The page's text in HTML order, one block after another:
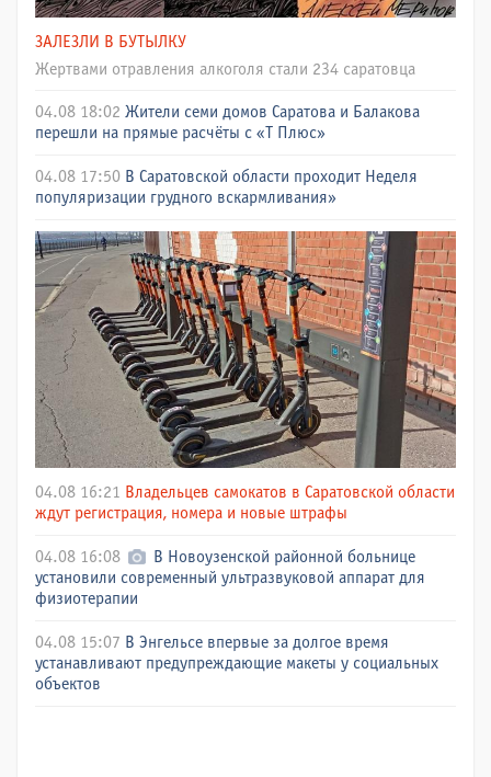
ЗАЛЕЗЛИ В БУТЫЛКУ
Жертвами отравления алкоголя стали 234 саратовца
04.08 18:02 Жители семи домов Саратова и Балакова
перешли на прямые расчёты с «Т Плюс»
04.08 17:50 В Саратовской области проходит Неделя
популяризации грудного вскармливания»
04.08 16:21 Владельцев самокатов в Саратовской области
ждут регистрация, номера и новые штрафы
04.08 16:08
В Новоузенской районной больнице
установили современный ультразвуковой аппарат для
физиотерапии
04.08 15:07 В Энгельсе впервые за долгое время
устанавливают предупреждающие макеты у социальных
объектов